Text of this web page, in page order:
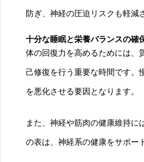
防ぎ、神経の圧迫リスクも軽減
十分な睡眠と栄養バランスの確
体の回復力を高めるためには、
己修復を行う重要な時間です。
を悪化させる要因となります。
また、神経や筋肉の健康維持
の表は、神経系の健康をサポー